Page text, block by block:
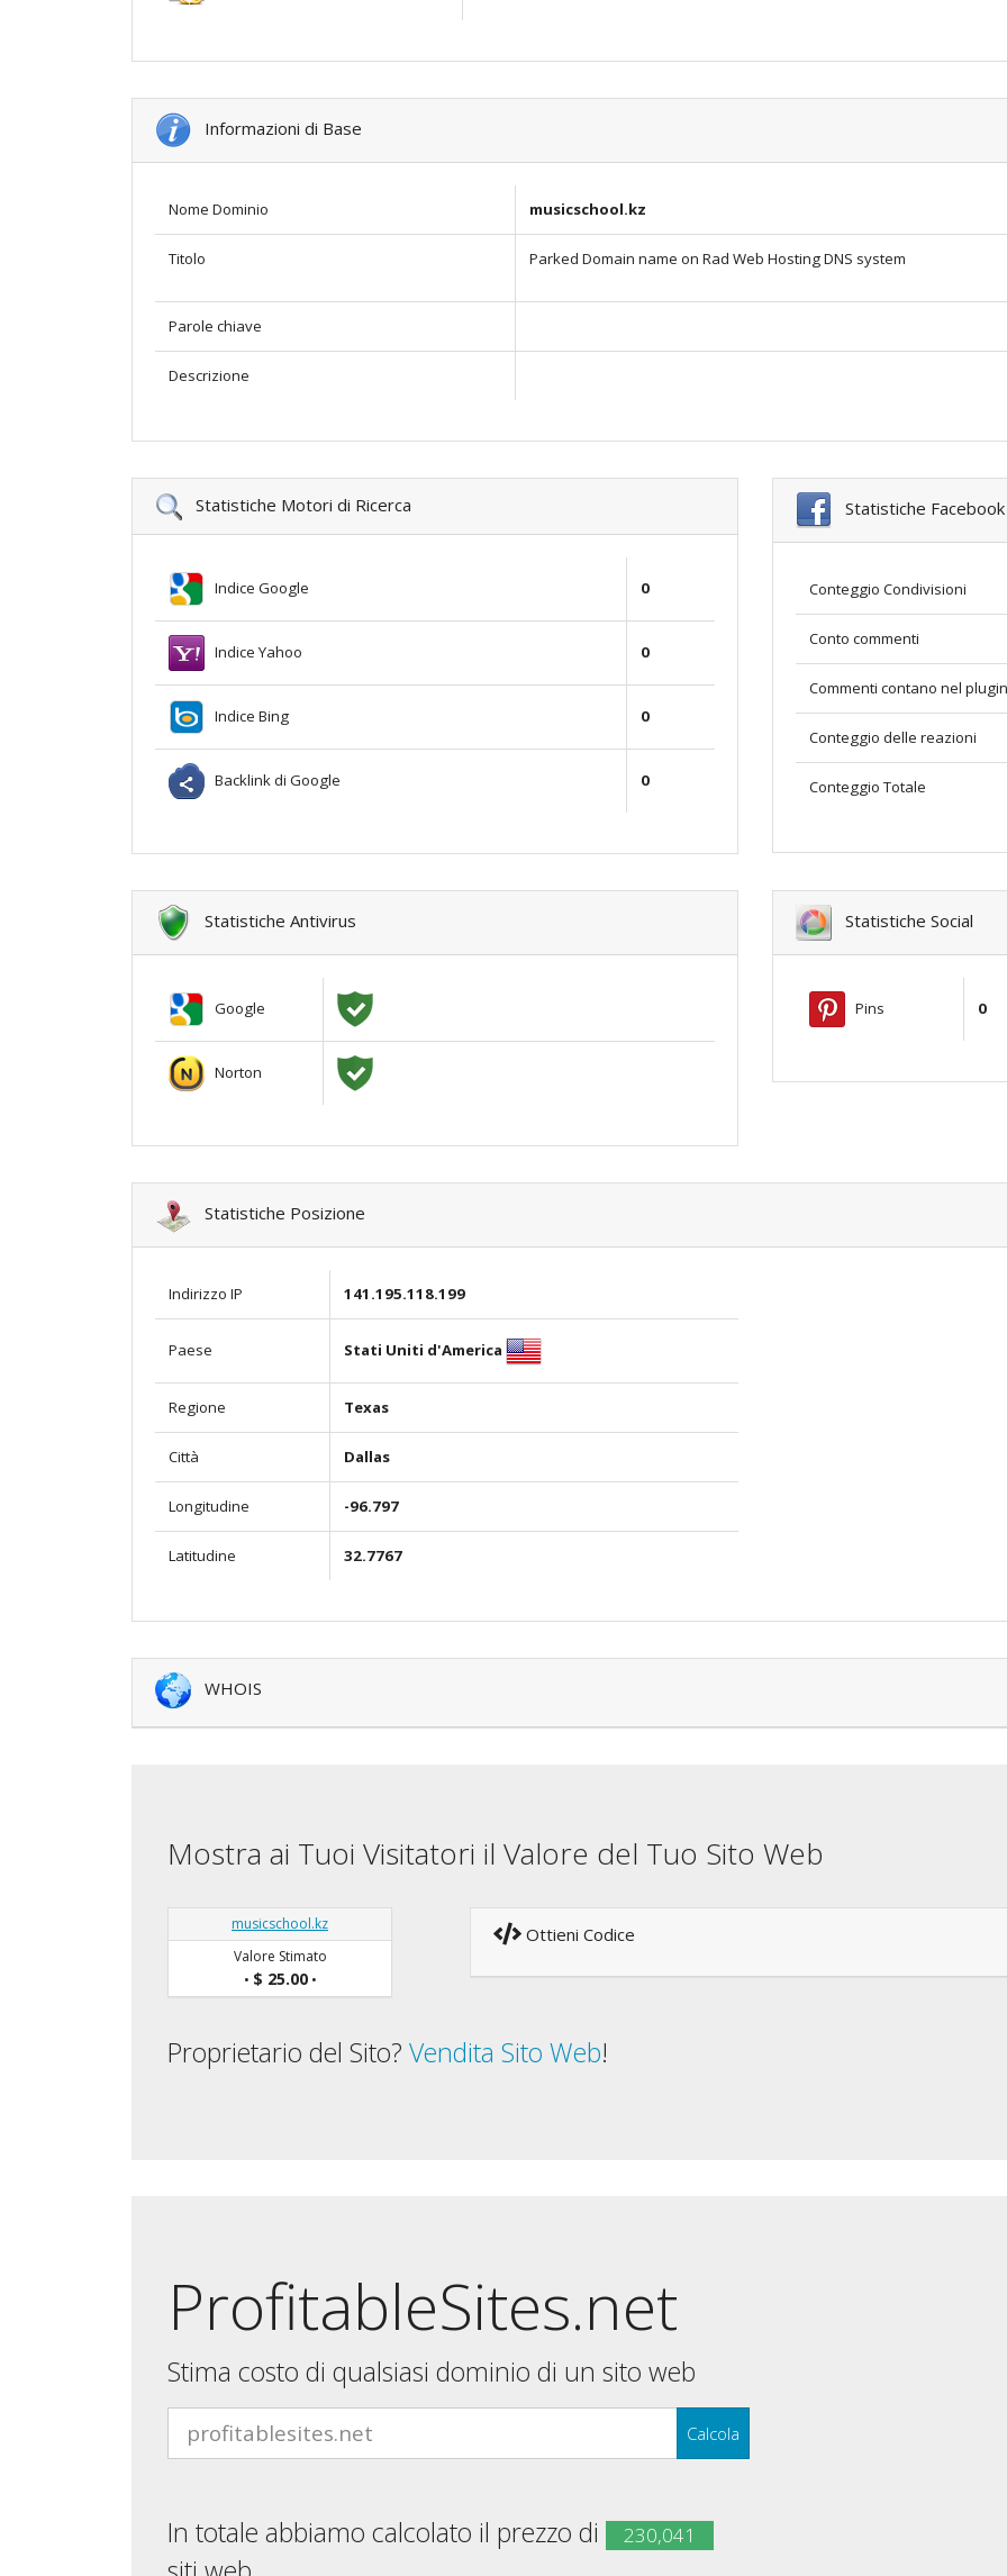
Informazioni di Base
Nome Dominio musicschool.kz
Titolo Parked Domain name on Rad Web Hosting DNS system
Parole chiave
Descrizione
Statistiche Motori di Ricerca
Indice Google 0
Indice Yahoo 0
Indice Bing 0
Backlink di Google 0
Statistiche Facebook
Conteggio Condivisioni
Conto commenti
Commenti contano nel plugin
Conteggio delle reazioni
Conteggio Totale
Statistiche Antivirus
Google
Norton
Statistiche Social
Pins 0
Statistiche Posizione
Indirizzo IP 141.195.118.199
Paese Stati Uniti d'America
Regione Texas
Città Dallas
Longitudine -96.797
Latitudine 32.7767
WHOIS
Mostra ai Tuoi Visitatori il Valore del Tuo Sito Web
musicschool.kz
Valore Stimato
• $ 25.00•
Ottieni Codice
Proprietario del Sito? Vendita Sito Web!
ProfitableSites.net
Stima costo di qualsiasi dominio di un sito web
Calcola
In totale abbiamo calcolato il prezzo di 230,041